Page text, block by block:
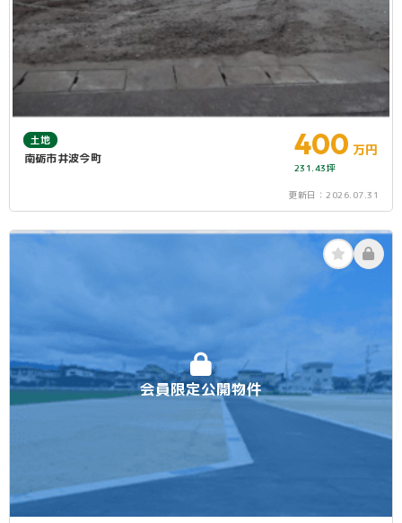
土地
南砺市井波今町 400 万円
231.43坪
更新日： 2026.07.31
会員限定公開物件